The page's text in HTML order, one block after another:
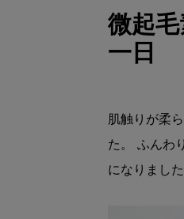
微起
一日
肌触りが柔
た。 ふんわ
になりました